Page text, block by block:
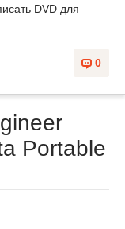
DVD для
0
Portable